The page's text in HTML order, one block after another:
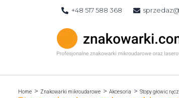
+48 517 588 368
Home Znakowarki mikroudarowe Akcesoria Stopy głowic